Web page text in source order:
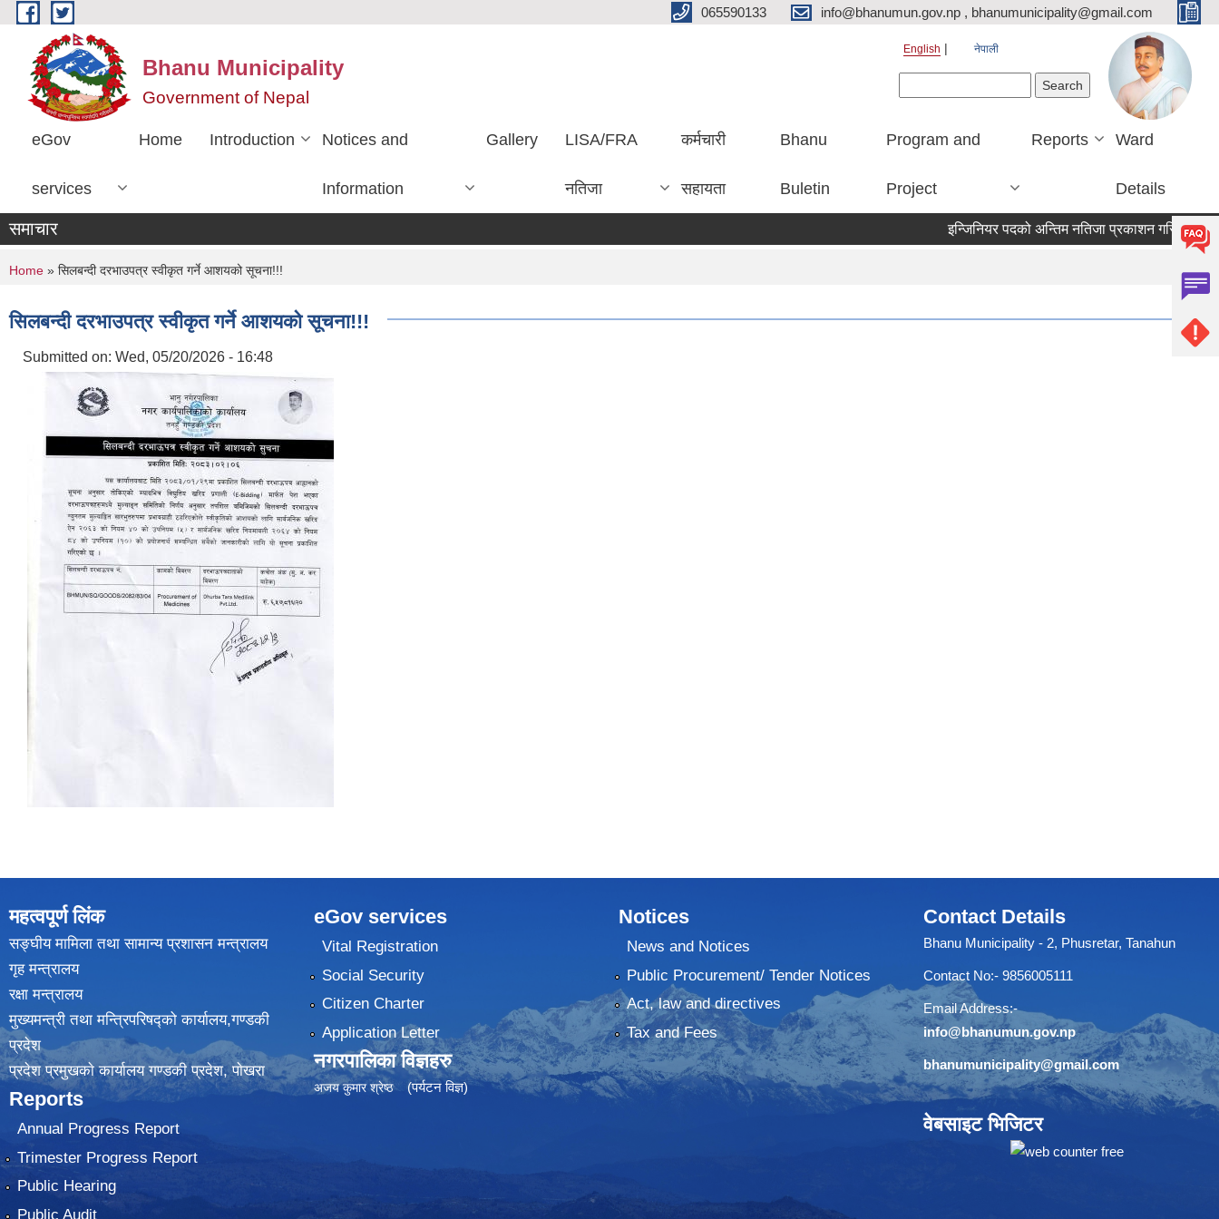
Skip to main content 065590133 info@bhanumun.gov.np , bhanumunicipality@gmail.com
Bhanu Municipality
Government of Nepal
English नेपाली
eGov
services
Home Introduction Notices and
Information
Gallery LISA/FRA
नतिजा
कर्मचारी
सहायता
Bhanu
Buletin
Program and
Project
Reports Ward
Details
समाचार इन्जिनियर पदको अन्तिम नतिजा प्रकाशन गरिएको सूचना
You are here
Home » सिलबन्दी दरभाउपत्र स्वीकृत गर्ने आशयको सूचना!!!
सिलबन्दी दरभाउपत्र स्वीकृत गर्ने आशयको सूचना!!!
Submitted on: Wed, 05/20/2026 - 16:48
महत्वपूर्ण लिंक
सङ्घीय मामिला तथा सामान्य प्रशासन मन्त्रालय
गृह मन्त्रालय
रक्षा मन्त्रालय
मुख्यमन्त्री तथा मन्त्रिपरिषद्को कार्यालय,गण्डकी
प्रदेश
प्रदेश प्रमुखकाे कार्यालय गण्डकी प्रदेश, पाेखरा
Reports
Annual Progress Report
Trimester Progress Report
Public Hearing
Public Audit
eGov services
Vital Registration
Social Security
Citizen Charter
Application Letter
नगरपालिका विज्ञहरु
अजय कुमार श्रेष्ठ (पर्यटन विज्ञ)
Notices
News and Notices
Public Procurement/ Tender Notices
Act, law and directives
Tax and Fees
Contact Details
Bhanu Municipality - 2, Phusretar, Tanahun
Contact No:- 9856005111
Email Address:-
info@bhanumun.gov.np
bhanumunicipality@gmail.com
वेबसाइट भिजिटर